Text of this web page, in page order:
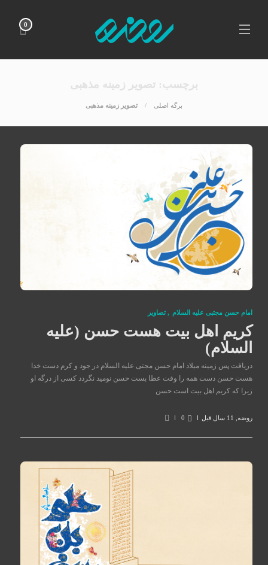
0
برچسب: تصویر زمینه مذهبی
برگه اصلی تصویر زمینه مذهبی
امام حسن مجتبی علیه السلام , تصاوير
کریم اهل بیت هست حسن (علیه
السلام)
دریافت پس زمینه میلاد امام حسن مجتی علیه السلام در جود و کرم دست خدا
هست حسن دست همه را وقت عطا بست حسن نومید نگردد کسی از درگه او
زیرا که کریم اهل بیت است حسن
روضه, 11 سال قبل 0